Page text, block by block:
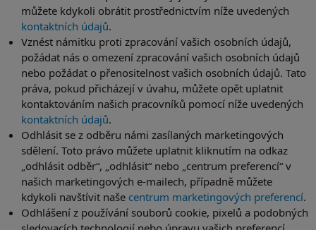
můžete kdykoli obrátit prostřednictvím níže uvedených
kontaktních údajů.
Vznést námitku proti zpracování vašich osobních údajů,
požádat nás o omezení zpracování vašich osobních údajů
nebo požádat o přenositelnost vašich osobních údajů. Tato
práva, pokud přicházejí v úvahu, můžete opět uplatnit
kontaktováním našich pracovníků pomocí níže uvedených
kontaktních údajů.
Odhlásit se z odběru námi zasílaných marketingových
sdělení. Toto právo můžete uplatnit kliknutím na odkaz
„odhlásit odběr“, „odhlásit“ nebo „centrum preferencí“ v
našich marketingových e-mailech, případně můžete
kdykoli navštívit naše centrum marketingových preferencí.
Odhlášení z používání souborů cookie, pixelů a podobných